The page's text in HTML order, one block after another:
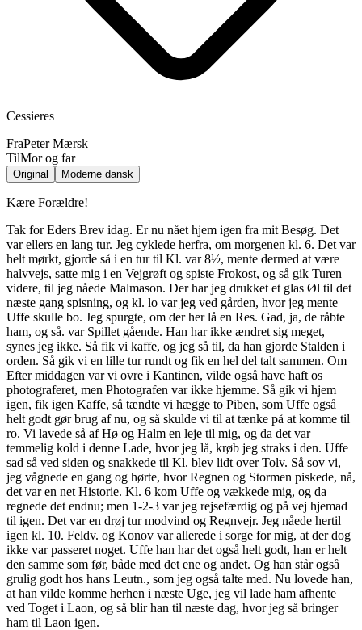
Cessieres
FraPeter Mærsk
TilMor og far
Original Moderne dansk
Kære Forældre!
Tak for Eders Brev idag. Er nu nået hjem igen fra mit Besøg. Det
var ellers en lang tur. Jeg cyklede herfra, om morgenen kl. 6. Det var
helt mørkt, gjorde så i en tur til Kl. var 8½, mente dermed at være
halvvejs, satte mig i en Vejgrøft og spiste Frokost, og så gik Turen
videre, til jeg nåede Malmason. Der har jeg drukket et glas Øl til det
næste gang spisning, og kl. lo var jeg ved gården, hvor jeg mente
Uffe skulle bo. Jeg spurgte, om der her lå en Res. Gad, ja, de råbte
ham, og så. var Spillet gående. Han har ikke ændret sig meget,
synes jeg ikke. Så fik vi kaffe, og jeg så til, da han gjorde Stalden i
orden. Så gik vi en lille tur rundt og fik en hel del talt sammen. Om
Efter middagen var vi ovre i Kantinen, vilde også have haft os
photograferet, men Photografen var ikke hjemme. Så gik vi hjem
igen, fik igen Kaffe, så tændte vi hægge to Piben, som Uffe også
helt godt gør brug af nu, og så skulde vi til at tænke på at komme til
ro. Vi lavede så af Hø og Halm en leje til mig, og da det var
temmelig kold i denne Lade, hvor jeg lå, krøb jeg straks i den. Uffe
sad så ved siden og snakkede til Kl. blev lidt over Tolv. Så sov vi,
jeg vågnede en gang og hørte, hvor Regnen og Stormen piskede, nå,
det var en net Historie. Kl. 6 kom Uffe og vækkede mig, og da
regnede det endnu; men 1-2-3 var jeg rejsefærdig og på vej hjemad
til igen. Det var en drøj tur modvind og Regnvejr. Jeg nåede hertil
igen kl. 10. Feldv. og Konov var allerede i sorge for mig, at der dog
ikke var passeret noget. Uffe han har det også helt godt, han er helt
den samme som før, både med det ene og andet. Og han står også
grulig godt hos hans Leutn., som jeg også talte med. Nu lovede han,
at han vilde komme herhen i næste Uge, jeg vil lade ham afhente
ved Toget i Laon, og så blir han til næste dag, hvor jeg så bringer
ham til Laon igen.